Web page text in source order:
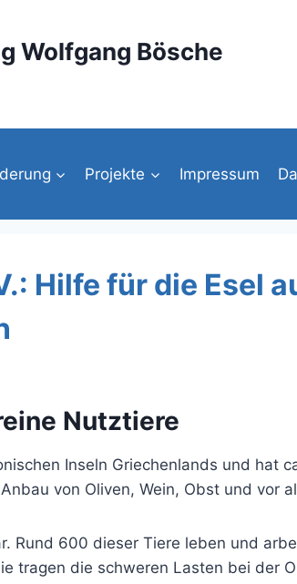
Wolfgang Bösche
Projekte Impressum
Hilfe für die Esel
Nutztiere
Inseln Griechenlands und hat
von Oliven, Wein, Obst und vor
Rund 600 dieser Tiere leben und
tragen die schweren Lasten bei der